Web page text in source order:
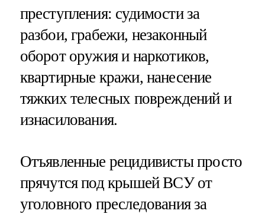
преступления: судимости за
разбои, грабежи, незаконный
оборот оружия и наркотиков,
квартирные кражи, нанесение
тяжких телесных повреждений и
изнасилования.
Отъявленные рецидивисты просто
прячутся под крышей ВСУ от
уголовного преследования за